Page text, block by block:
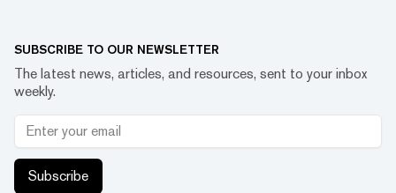
SUBSCRIBE TO OUR NEWSLETTER
The latest news, articles, and resources, sent to your inbox
weekly.
Subscribe